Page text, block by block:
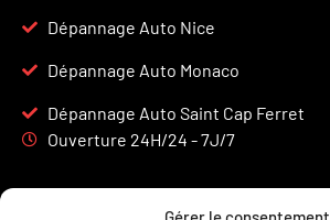
Dépannage Auto Nice
Dépannage Auto Monaco
Dépannage Auto Saint Cap Ferret
Ouverture 24H/24 - 7J/7